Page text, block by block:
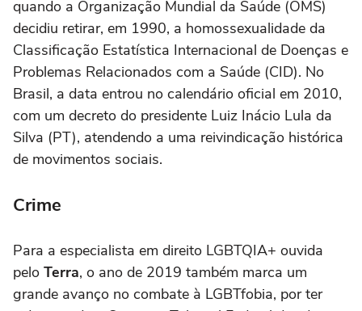
quando a Organização Mundial da Saúde (OMS)
decidiu retirar, em 1990, a homossexualidade da
Classificação Estatística Internacional de Doenças e
Problemas Relacionados com a Saúde (CID). No
Brasil, a data entrou no calendário oficial em 2010,
com um decreto do presidente Luiz Inácio Lula da
Silva (PT), atendendo a uma reivindicação histórica
de movimentos sociais.
Crime
Para a especialista em direito LGBTQIA+ ouvida
pelo Terra, o ano de 2019 também marca um
grande avanço no combate à LGBTfobia, por ter